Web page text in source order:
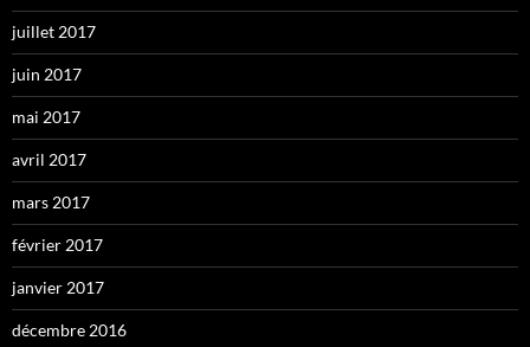
juillet 2017
juin 2017
mai 2017
avril 2017
mars 2017
février 2017
janvier 2017
décembre 2016